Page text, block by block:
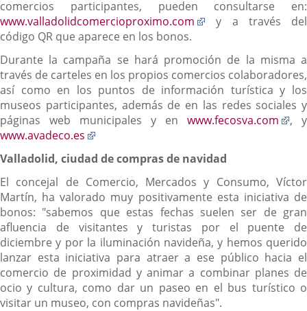
comercios participantes, pueden consultarse en:
www.valladolidcomercioproximo.com
Enlace
aplicación
externa.
y a través del
código QR que aparece en los bonos.
Durante la campaña se hará promoción de la misma a
través de carteles en los propios comercios colaboradores,
así como en los puntos de información turística y los
museos participantes, además de en las redes sociales y
páginas web municipales y en www.fecosva.com
, y
www.avadeco.es
una
aplicación
externa.
Valladolid, ciudad de compras de navidad
El concejal de Comercio, Mercados y Consumo, Víctor
Martín, ha valorado muy positivamente esta iniciativa de
bonos: "sabemos que estas fechas suelen ser de gran
afluencia de visitantes y turistas por el puente de
diciembre y por la iluminación navideña, y hemos querido
lanzar esta iniciativa para atraer a ese público hacia el
comercio de proximidad y animar a combinar planes de
ocio y cultura, como dar un paseo en el bus turístico o
visitar un museo, con compras navideñas".